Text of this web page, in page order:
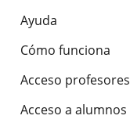
Ayuda
Cómo funciona
Acceso profesores
Acceso a alumnos